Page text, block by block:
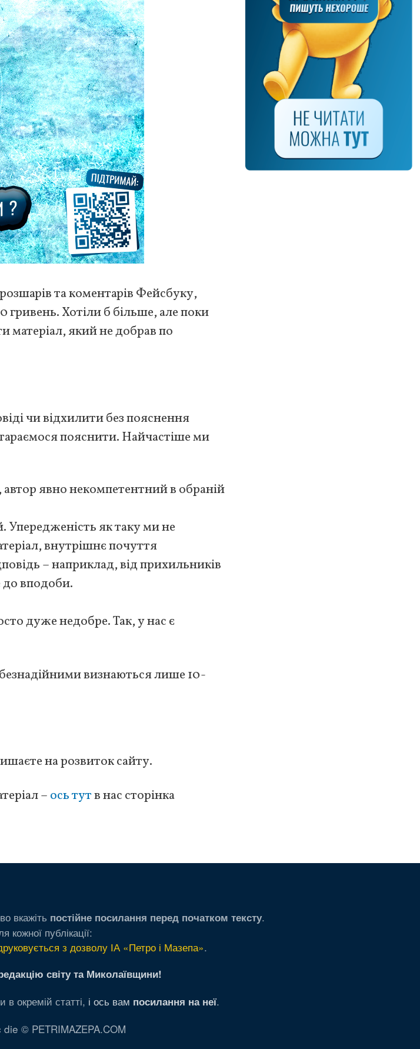
та коментарів Фейсбуку,
гривень. Хотіли б більше, але поки
матеріал, який не добрав по
чи відхилити без пояснення
пояснити. Найчастіше ми
явно некомпетентний в обраній
як таку ми не
внутрішнє почуття
– наприклад, від прихильників
до вподоби.
дуже недобре. Так, у нас є
визнаються лише 10-
на розвиток сайту.
– ось тутв нас сторінка
вкажіть постійне посилання перед початком тексту.
кожної публікації:
з дозволу ІА «Петро і Мазепа».
світу та Миколаївщини!
окремій статті, і ось вам посилання на неї.
© PETRIMAZEPA.COM